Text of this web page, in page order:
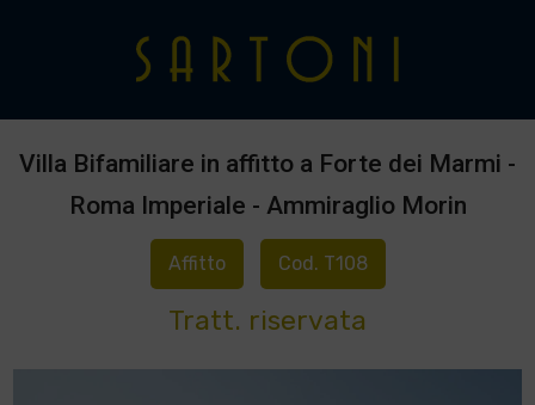
Villa Bifamiliare in affitto a Forte dei Marmi -
Roma Imperiale - Ammiraglio Morin
Affitto Cod. T108
Tratt. riservata